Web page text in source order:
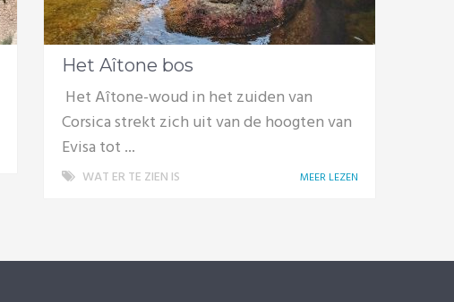
Het Aîtone bos
Het Aîtone-woud in het zuiden van
Corsica strekt zich uit van de hoogten van
Evisa tot ...
WAT ER TE ZIEN IS MEER LEZEN